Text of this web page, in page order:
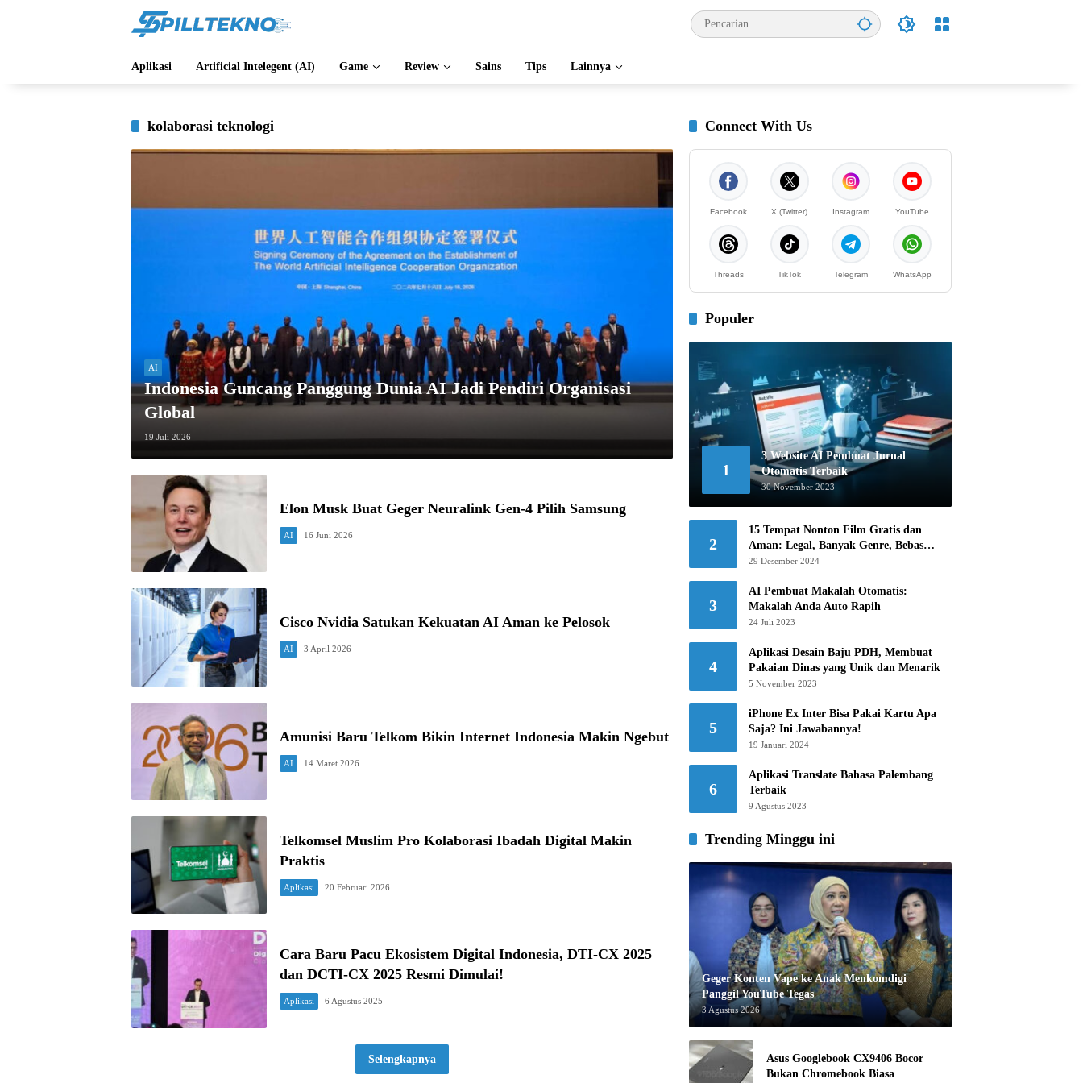
Aplikasi Artificial Intelegent (AI) Game Review Sains Tips Lainnya
kolaborasi teknologi
AI
Indonesia Guncang Panggung Dunia AI Jadi Pendiri Organisasi
Global
19 Juli 2026
Elon Musk Buat Geger Neuralink Gen-4 Pilih Samsung
AI 16 Juni 2026
Cisco Nvidia Satukan Kekuatan AI Aman ke Pelosok
AI 3 April 2026
Amunisi Baru Telkom Bikin Internet Indonesia Makin Ngebut
AI 14 Maret 2026
Telkomsel Muslim Pro Kolaborasi Ibadah Digital Makin
Praktis
Aplikasi 20 Februari 2026
Cara Baru Pacu Ekosistem Digital Indonesia, DTI-CX 2025
dan DCTI-CX 2025 Resmi Dimulai!
Aplikasi 6 Agustus 2025
Selengkapnya
Connect With Us
Facebook X (Twitter) Instagram YouTube
Threads TikTok Telegram WhatsApp
Populer
1
3 Website AI Pembuat Jurnal
Otomatis Terbaik
30 November 2023
2
15 Tempat Nonton Film Gratis dan
Aman: Legal, Banyak Genre, Bebas
Khawatir!
29 Desember 2024
3
AI Pembuat Makalah Otomatis:
Makalah Anda Auto Rapih
24 Juli 2023
4
Aplikasi Desain Baju PDH, Membuat
Pakaian Dinas yang Unik dan Menarik
5 November 2023
5
iPhone Ex Inter Bisa Pakai Kartu Apa
Saja? Ini Jawabannya!
19 Januari 2024
6
Aplikasi Translate Bahasa Palembang
Terbaik
9 Agustus 2023
Trending Minggu ini
Geger Konten Vape ke Anak Menkomdigi
Panggil YouTube Tegas
3 Agustus 2026
Asus Googlebook CX9406 Bocor
Bukan Chromebook Biasa